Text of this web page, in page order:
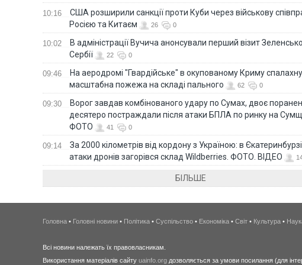
10:16
США розширили санкції проти Куби через військову
Росією та Китаєм
26 0
10:02
В адміністрації Вучича анонсували перший візит
Сербії
22 0
09:46
На аеродромі "Гвардійське" в окупованому Криму
масштабна пожежа на складі пального
62 0
09:30
Ворог завдав комбінованого удару по Сумах, двоє
десятеро постраждали після атаки БПЛА по ринку на
ФОТО
41 0
09:14
За 2000 кілометрів від кордону з Україною: в Єкатеринбурзі
атаки дронів загорівся склад Wildberries. ФОТО. ВІДЕО
БІЛЬШЕ
Головна • Головні новини • Політика • Суспільство • Економіка • Світ • Культура •
Всі новини належать їх правовласникам.
Використання матеріалів сайту uainfo.org дозволяється за умови посилання (для